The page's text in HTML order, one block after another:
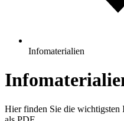
Infomaterialien
Hier finden Sie die